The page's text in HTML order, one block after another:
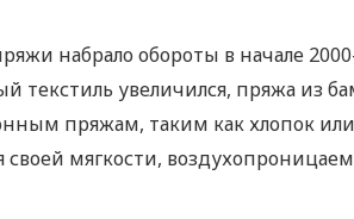
набрало обороты в начале
текстиль увеличился, пряжа из
пряжам, таким как хлопок
своей мягкости,